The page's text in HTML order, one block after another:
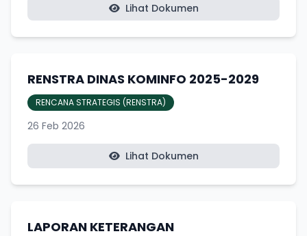
Lihat Dokumen
RENSTRA DINAS KOMINFO 2025-2029
RENCANA STRATEGIS (RENSTRA)
26 Feb 2026
Lihat Dokumen
LAPORAN KETERANGAN